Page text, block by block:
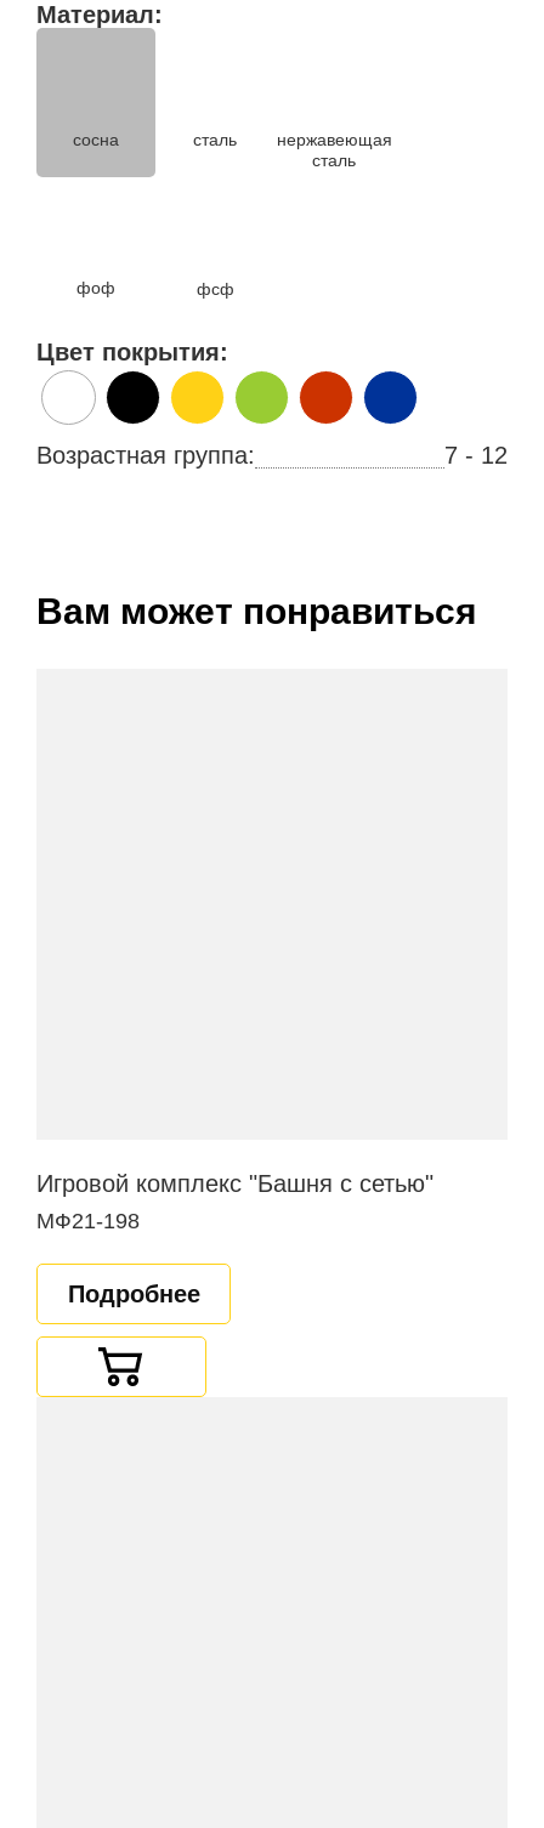
Материал:
сосна сталь
нержавеющая
сталь
фоф фсф
Цвет покрытия:
Возрастная группа: 7 - 12
Вам может понравиться
Игровой комплекс "Башня с сетью"
МФ21-198
Подробнее